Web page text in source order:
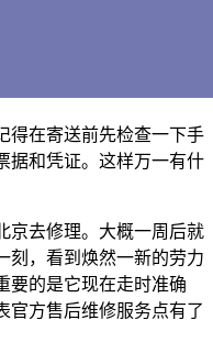
得在寄送前先检查一下手
据和凭证。这样万一有什
京去修理。大概一周后就
刻，看到焕然一新的劳力
要的是它现在走时准确
官方售后维修服务点有了